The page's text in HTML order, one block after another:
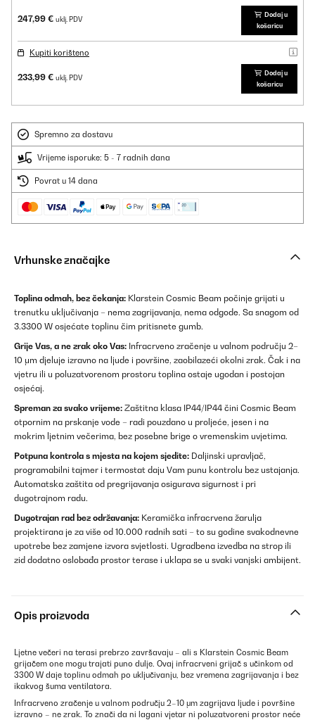
247,99 € uklj. PDV
Dodaj u
košaricu
Kupiti korišteno
233,99 € uklj. PDV
Dodaj u
košaricu
Spremno za dostavu
Vrijeme isporuke: 5 - 7 radnih dana
Povrat u 14 dana
Vrhunske značajke
Toplina odmah, bez čekanja: Klarstein Cosmic Beam počinje grijati u
trenutku uključivanja – nema zagrijavanja, nema odgode. Sa snagom od
3.3300 W osjećate toplinu čim pritisnete gumb.
Grije Vas, a ne zrak oko Vas: Infracrveno zračenje u valnom području 2–
10 μm djeluje izravno na ljude i površine, zaobilazeći okolni zrak. Čak i na
vjetru ili u poluzatvorenom prostoru toplina ostaje ugodan i postojan
osjećaj.
Spreman za svako vrijeme: Zaštitna klasa IP44/IP44 čini Cosmic Beam
otpornim na prskanje vode – radi pouzdano u proljeće, jesen i na
mokrim ljetnim večerima, bez posebne brige o vremenskim uvjetima.
Potpuna kontrola s mjesta na kojem sjedite: Daljinski upravljač,
programabilni tajmer i termostat daju Vam punu kontrolu bez ustajanja.
Automatska zaštita od pregrijavanja osigurava sigurnost i pri
dugotrajnom radu.
Dugotrajan rad bez održavanja: Keramička infracrvena žarulja
projektirana je za više od 10.000 radnih sati – to su godine svakodnevne
upotrebe bez zamjene izvora svjetlosti. Ugradbena izvedba na strop ili
zid dodatno oslobađa prostor terase i uklapa se u svaki vanjski ambijent.
Opis proizvoda
Ljetne večeri na terasi prebrzo završavaju – ali s Klarstein Cosmic Beam
grijačem one mogu trajati puno dulje. Ovaj infracrveni grijač s učinkom od
3300 W daje toplinu odmah po uključivanju, bez vremena zagrijavanja i bez
ikakvog šuma ventilatora.
Infracrveno zračenje u valnom području 2–10 μm zagrijava ljude i površine
izravno – ne zrak. To znači da ni lagani vjetar ni poluzatvoreni prostor neće